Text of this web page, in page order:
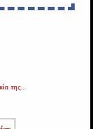
της..